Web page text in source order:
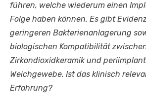
führen, welche wiederum einen
Folge haben können. Es gibt
geringeren Bakterienanlagerung
biologischen Kompatibilität
Zirkondioxidkeramik und
Weichgewebe. Ist das klinisch
Erfahrung?